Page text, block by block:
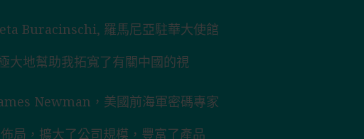
Buracinschi, 羅馬尼亞駐華大使館
大地幫助我拓寬了有關中國的視
Newman，美國前海軍密碼專家
局，擴大了公司規模，豐富了產品